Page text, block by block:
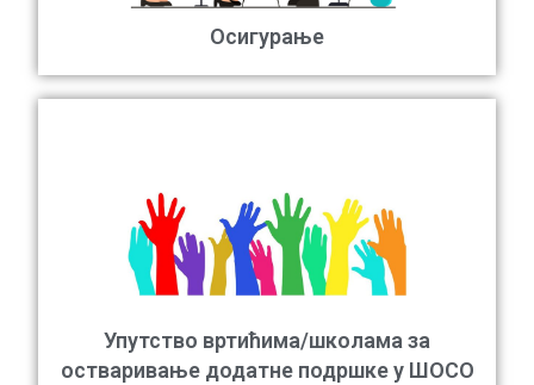
Осигурање
Упутство вртићима/школама за
остваривање додатне подршке у ШОСО